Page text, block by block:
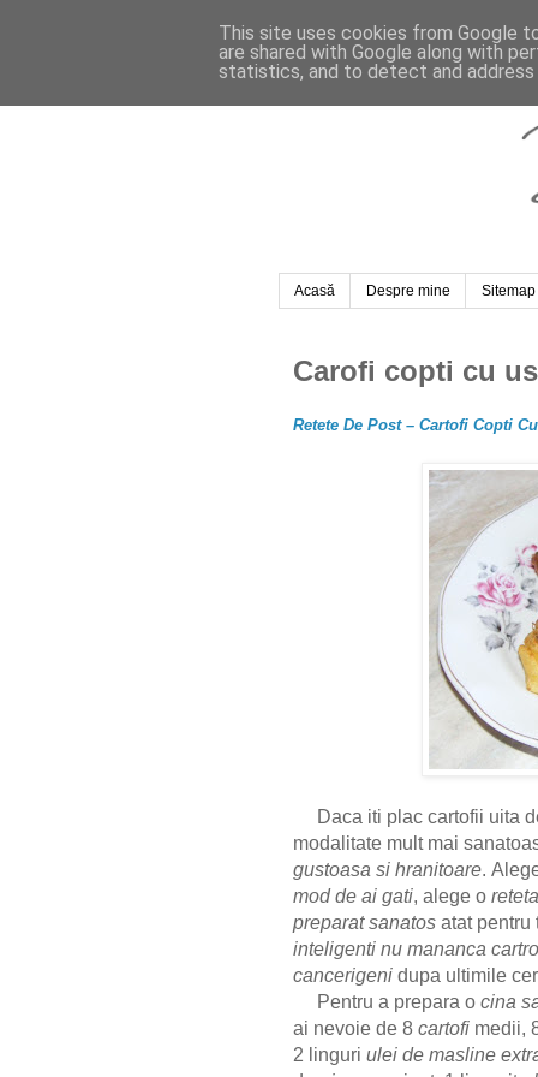
Acasă Despre mine Sitemap
Carofi copti cu
Retete De Post – Cartofi Copti
Daca iti plac cartofii uita
modalitate mult mai
gustoasa si hranitoare.
mod de ai gati, alege o
preparat sanatos atat pentru
inteligenti nu mananca
cancerigeni dupa ultimile
Pentru a prepara o cina
ai nevoie de 8 cartofi medii,
2 linguri ulei de masline
This site uses cookies from Google
are shared with Google along with
statistics, and to detect and address